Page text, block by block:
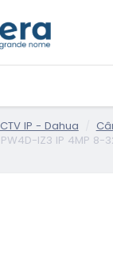
IP - Dahua
IZ3 IP 4MP 8-